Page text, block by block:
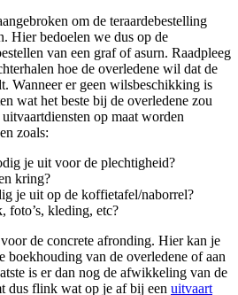
om de teraardebestelling
Hier bedoelen we dus op de
van een graf of asurn. Raadpleeg
hoe de overledene wil dat de
Wanneer er geen wilsbeschikking is
wat het beste bij de overledene zou
op maat worden
zoals:
je uit voor de plechtigheid?
kring?
je uit op de koffietafel/naborrel?
foto’s, kleding, etc?
de concrete afronding. Hier kan je
boekhouding van de overledene of aan
is er dan nog de afwikkeling van de
dus flink wat op je af bij een uitvaart